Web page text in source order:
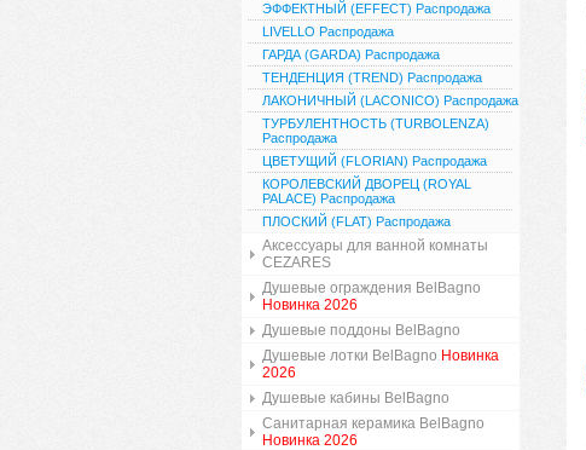
ЭФФЕКТНЫЙ (EFFECT) Распродажа
LIVELLO Распродажа
ГАРДА (GARDA) Распродажа
ТЕНДЕНЦИЯ (TREND) Распродажа
ЛАКОНИЧНЫЙ (LACONICO) Распродажа
ТУРБУЛЕНТНОСТЬ (TURBOLENZA)
Распродажа
ЦВЕТУЩИЙ (FLORIAN) Распродажа
КОРОЛЕВСКИЙ ДВОРЕЦ (ROYAL
PALACE) Распродажа
ПЛОСКИЙ (FLAT) Распродажа
Аксессуары для ванной комнаты
CEZARES
Душевые ограждения BelBagno
Новинка 2026
Душевые поддоны BelBagno
Душевые лотки BelBagno Новинка
2026
Душевые кабины BelBagno
Санитарная керамика BelBagno
Новинка 2026